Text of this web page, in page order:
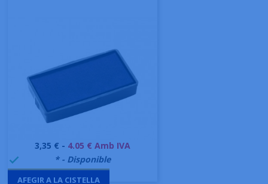
Preu
3,35 € - 4.05 € Amb IVA
 * - Disponible
AFEGIR A LA CISTELLA